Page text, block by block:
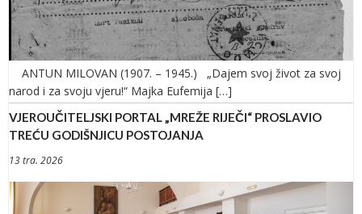
ANTUN MILOVAN (1907. – 1945.) „Dajem svoj život za svoj
narod i za svoju vjeru!“ Majka Eufemija […]
VJEROUČITELJSKI PORTAL „MREŽE RIJEČI“ PROSLAVIO
TREĆU GODIŠNJICU POSTOJANJA
13 tra. 2026